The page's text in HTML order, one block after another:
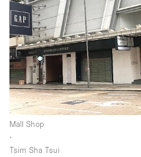
Mall Shop
∙
Tsim Sha Tsui